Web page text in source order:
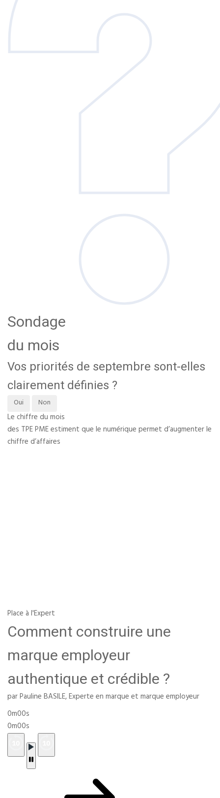
Sondage
du mois
Vos priorités de septembre sont-elles
clairement définies ?
Oui Non
Le chiffre du mois
des TPE PME estiment que le numérique permet d’augmenter le
chiffre d’affaires
Place à l'Expert
Comment construire une
marque employeur
authentique et crédible ?
par Pauline BASILE, Experte en marque et marque employeur
0m00s
0m00s